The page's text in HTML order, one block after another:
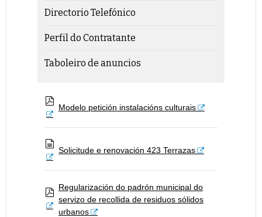
Directorio Telefónico
Perfil do Contratante
Taboleiro de anuncios
p
d
f
Modelo petición instalacións culturais
d
o
c
m
e
n
t
Solicitude e renovación 423 Terrazas
p
d
Regularización do padrón municipal do
servizo de recollida de residuos sólidos
urbanos